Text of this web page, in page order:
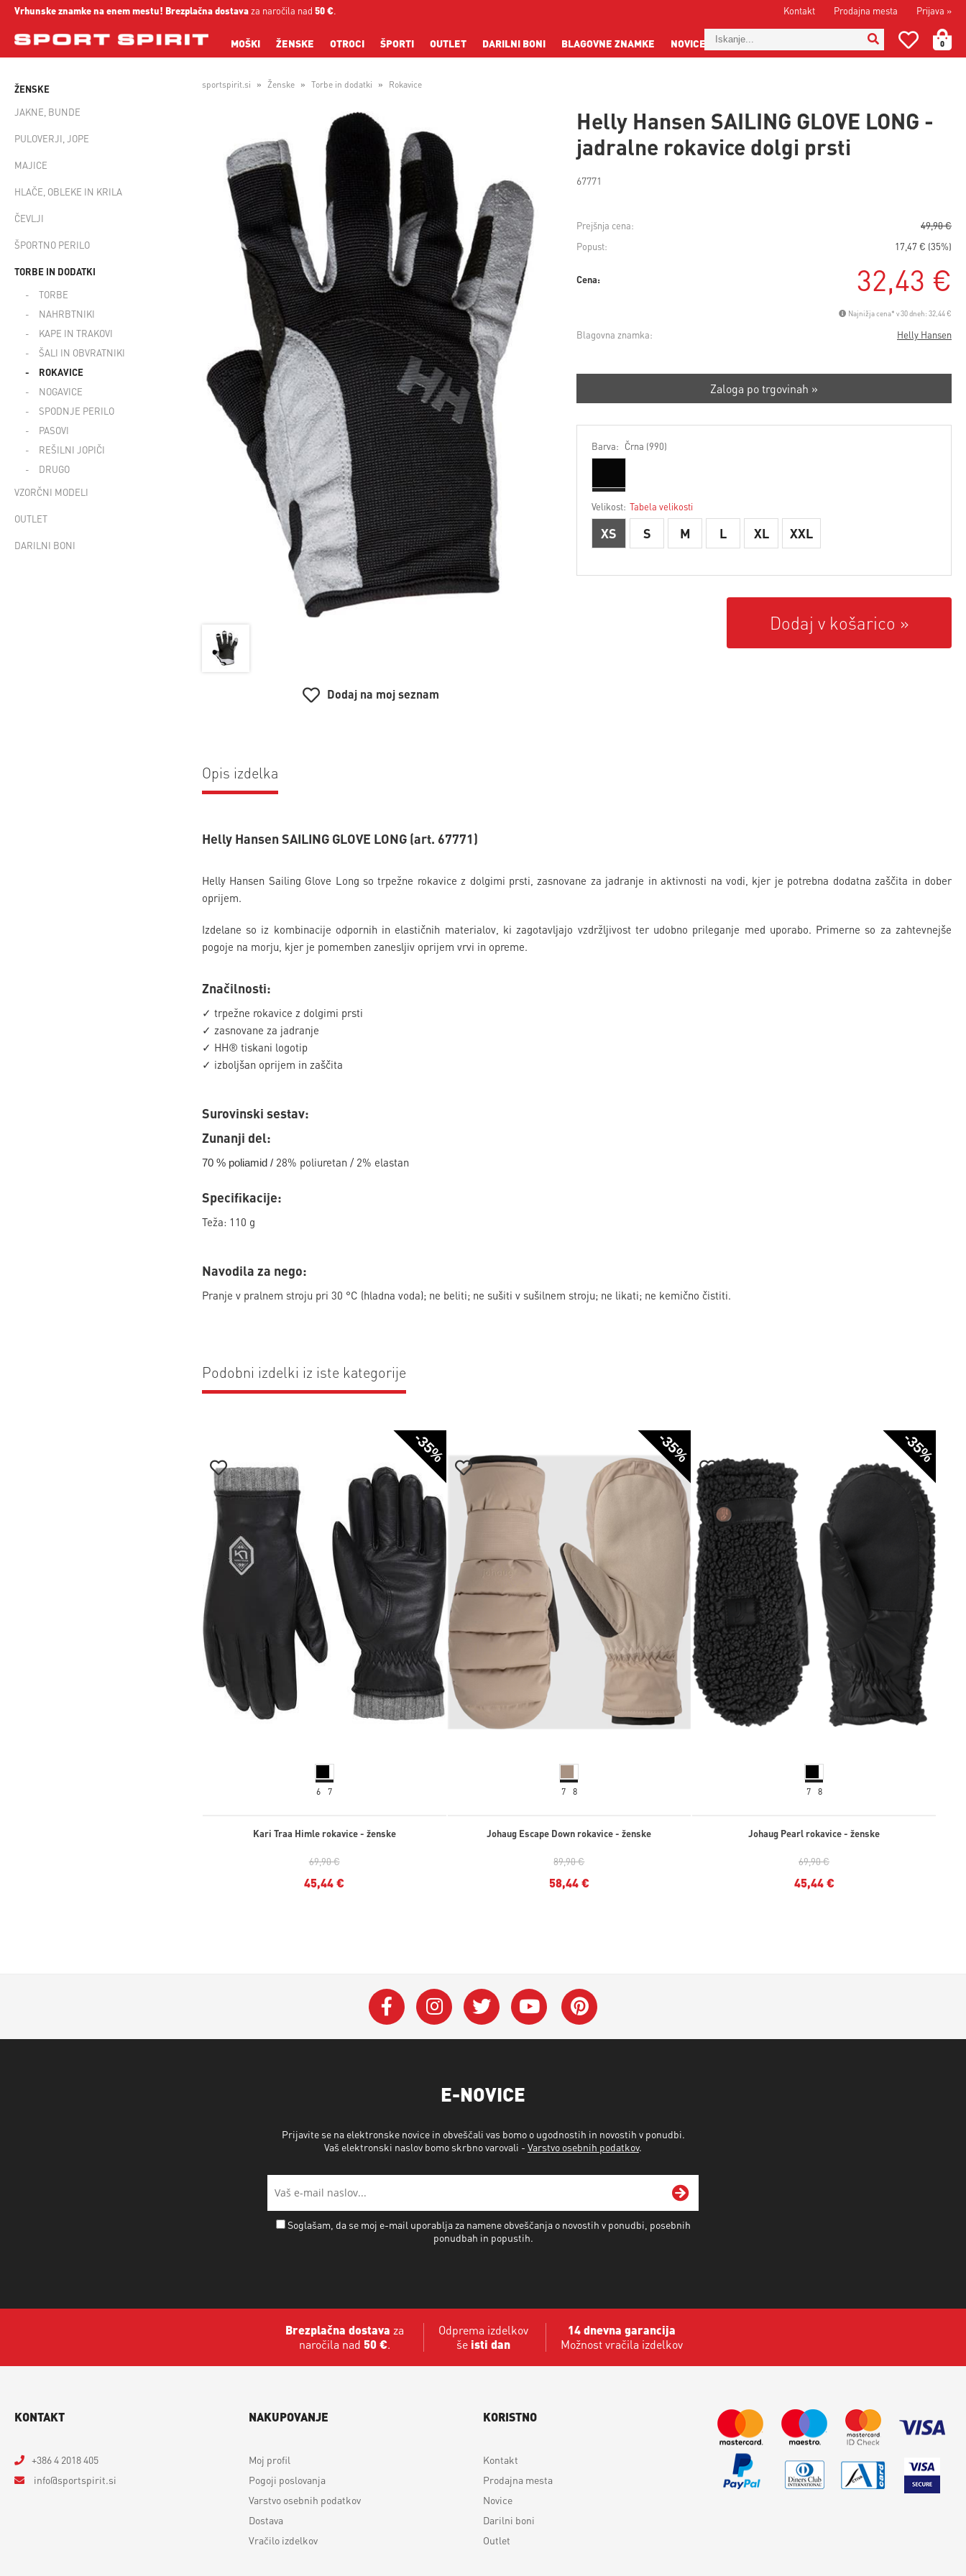
Prijava »
Kontakt Prodajna mesta
Vrhunske znamke na enem mestu! Brezplačna dostavaza naročila nad 50 €.
0
MOŠKI ŽENSKE OTROCI ŠPORTI OUTLET DARILNI BONI BLAGOVNE ZNAMKE NOVICE
ŽENSKE
JAKNE, BUNDE
PULOVERJI, JOPE
MAJICE
HLAČE, OBLEKE IN KRILA
ČEVLJI
ŠPORTNO PERILO
TORBE IN DODATKI
TORBE
NAHRBTNIKI
KAPE IN TRAKOVI
ŠALI IN OBVRATNIKI
ROKAVICE
NOGAVICE
SPODNJE PERILO
PASOVI
REŠILNI JOPIČI
DRUGO
VZORČNI MODELI
OUTLET
DARILNI BONI
sportspirit.si Ženske Torbe in dodatki Rokavice
Helly Hansen SAILING GLOVE LONG -
jadralne rokavice dolgi prsti
67771
Dodaj na moj seznam
Prejšnja cena:
49,90 €
Popust:
17,47 € (35%)
Cena: 32,43 €
Najnižja cena* v 30 dneh: 32,44 €
Blagovna znamka: Helly Hansen
Zaloga po trgovinah »
Barva: Črna (990)
Velikost: Tabela velikosti
XS S M L XL XXL
Dodaj v košarico
Opis izdelka
Helly Hansen SAILING GLOVE LONG (art. 67771)
Helly Hansen Sailing Glove Long so trpežne rokavice z dolgimi prsti, zasnovane za jadranje in aktivnosti na vodi, kjer je potrebna dodatna zaščita in dober
oprijem.
Izdelane so iz kombinacije odpornih in elastičnih materialov, ki zagotavljajo vzdržljivost ter udobno prileganje med uporabo. Primerne so za zahtevnejše
pogoje na morju, kjer je pomemben zanesljiv oprijem vrvi in opreme.
Značilnosti:
✓ trpežne rokavice z dolgimi prsti
✓ zasnovane za jadranje
✓ HH® tiskani logotip
✓ izboljšan oprijem in zaščita
Surovinski sestav:
Zunanji del:
70 % poliamid / 28% poliuretan / 2% elastan
Specifikacije:
Teža: 110 g
Navodila za nego:
Pranje v pralnem stroju pri 30 °C (hladna voda); ne beliti; ne sušiti v sušilnem stroju; ne likati; ne kemično čistiti.
Podobni izdelki iz iste kategorije
-35%
6 7
Kari Traa Himle rokavice - ženske
69,90 €
45,44 €
-35%
7 8
Johaug Escape Down rokavice - ženske
89,90 €
58,44 €
-35%
7 8
Johaug Pearl rokavice - ženske
69,90 €
45,44 €
E-NOVICE
Prijavite se na elektronske novice in obveščali vas bomo o ugodnostih in novostih v ponudbi.
Vaš elektronski naslov bomo skrbno varovali - Varstvo osebnih podatkov.
Soglašam, da se moj e-mail uporablja za namene obveščanja o novostih v ponudbi, posebnih
ponudbah in popustih.
Brezplačna dostava za
naročila nad 50 €.
Odprema izdelkov
še isti dan
14 dnevna garancija
Možnost vračila izdelkov
KONTAKT
+386 4 2018 405
info
sportspirit.si
NAKUPOVANJE
Moj profil
Pogoji poslovanja
Varstvo osebnih podatkov
Dostava
Vračilo izdelkov
KORISTNO
Kontakt
Prodajna mesta
Novice
Darilni boni
Outlet